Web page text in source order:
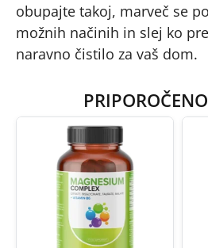
obupajte takoj, marveč se
možnih načinih in slej ko
naravno čistilo za vaš dom.